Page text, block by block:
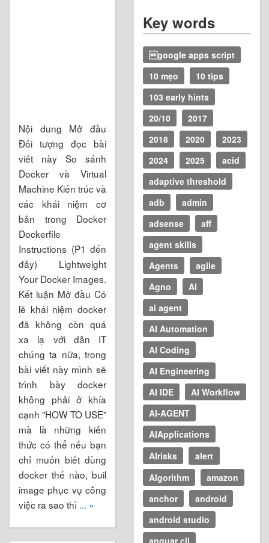
Nội dung Mở đầu
Đối tượng đọc bài
viết này So sánh
Docker và Virtual
Machine Kiến trúc và
các khái niệm cơ
bản trong Docker
Dockerfile
Instructions (P1 đến
đây) Lightweight
Your Docker Images.
Kết luận Mở đầu Có
lẽ khái niệm docker
đã không còn quá
xa lạ với dân IT
chúng ta nữa, trong
bài viết này mình sẽ
trình bày docker
không phải ở khía
cạnh "HOW TO USE"
mà là những kiến
thức có thể nếu bạn
chỉ muốn biết dùng
docker thế nào, buil
image phục vụ công
việc ra sao thì ... »
Key words
google apps script
10 mẹo
10 tips
103 early hints
20/10
2017
2018
2020
2023
2024
2025
acid
adaptive threshold
adb
admin
adsense
aff
agent skills
Agents
agile
Agno
AI
ai agent
AI Automation
AI Coding
AI Engineering
AI IDE
AI Workflow
AI-AGENT
AIApplications
AIrisks
alert
Algorithm
amazon
anchor
android
android studio